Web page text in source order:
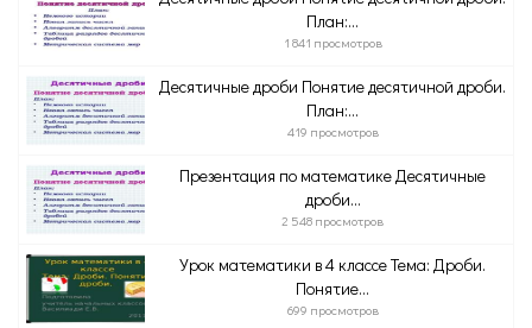
План:...
1 841 просмотров
Десятичные дроби Понятие десятичной дроби.
План:...
419 просмотров
Презентация по математике Десятичные
дроби...
2 548 просмотров
Урок математики в 4 классе Тема: Дроби.
Понятие...
699 просмотров